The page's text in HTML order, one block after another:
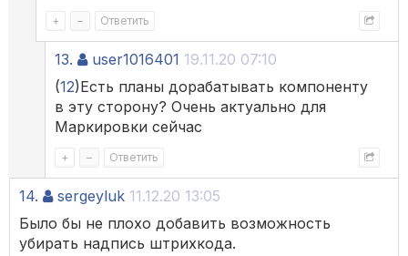
+ – Ответить
13. user1016401 19.11.20 07:10
(12)Есть планы дорабатывать компоненту
в эту сторону? Очень актуально для
Маркировки сейчас
+ – Ответить
14. sergeyluk 11.12.20 13:05
Было бы не плохо добавить возможность
убирать надпись штрихкода.